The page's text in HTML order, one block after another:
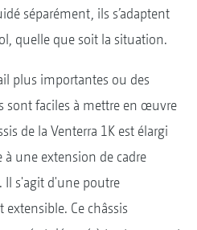
séparément, ils s’adaptent
quelle que soit la situation.
plus importantes ou des
sont faciles à mettre en œuvre
de la Venterra 1K est élargi
une extension de cadre
s'agit d'une poutre
Ce châssis